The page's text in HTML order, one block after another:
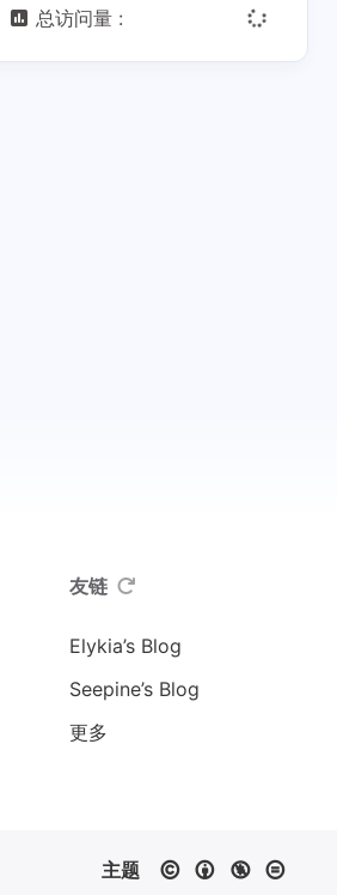
总访问量 :
友链
Elykia’s Blog
Seepine’s Blog
更多
主题